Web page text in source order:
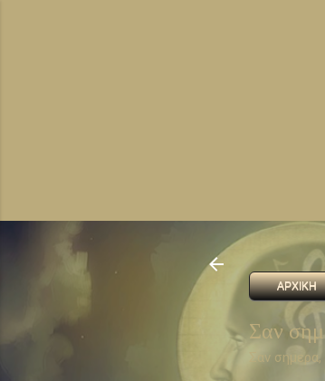
ΑΡΧΙΚΗ
Σαν
Σαν σημερα,